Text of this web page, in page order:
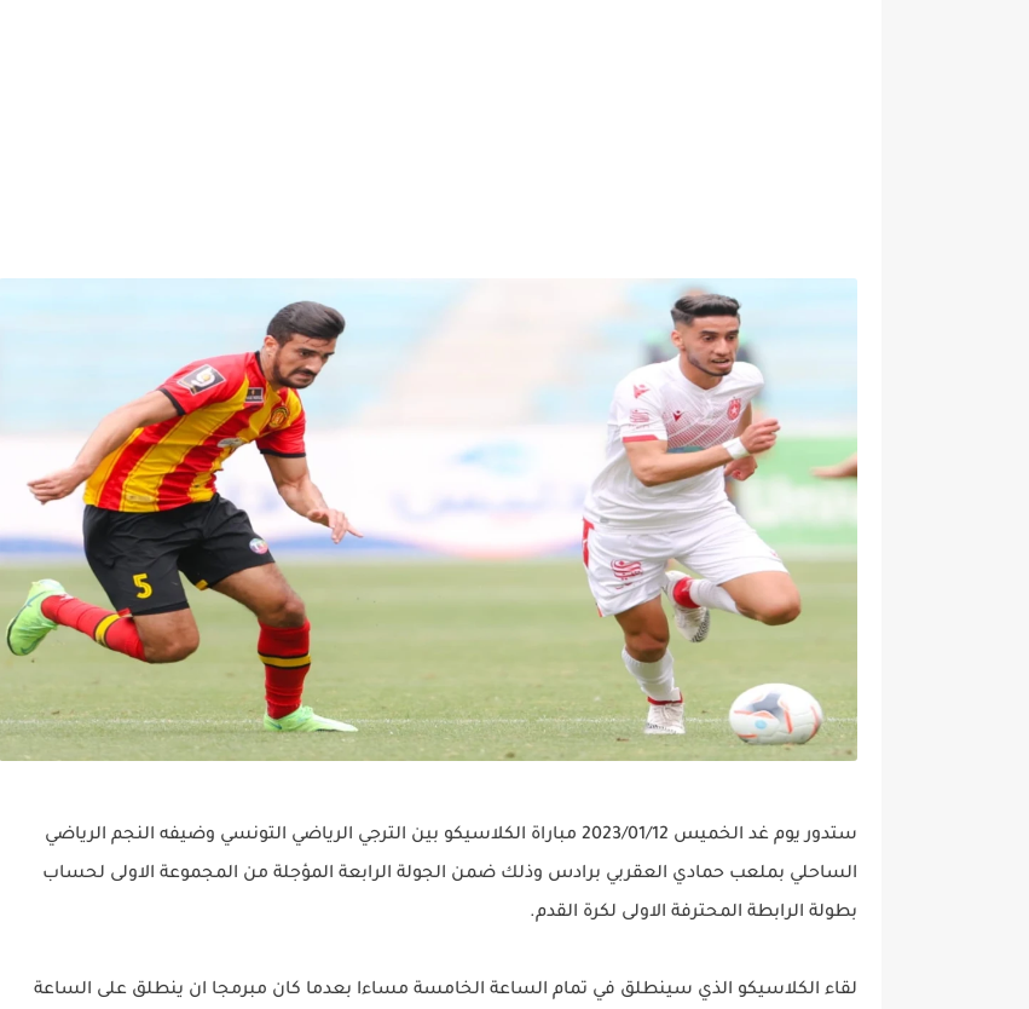
ستدور يوم غد الخميس 2023/01/12 مباراة الكلاسيكو بين الترجي الرياضي التونسي وضيفه النجم الرياضي
الساحلي بملعب حمادي العقربي برادس وذلك ضمن الجولة الرابعة المؤجلة من المجموعة الاولى لحساب
بطولة الرابطة المحترفة الاولى لكرة القدم.
لقاء الكلاسيكو الذي سينطلق في تمام الساعة الخامسة مساءا بعدما كان مبرمجا ان ينطلق على الساعة